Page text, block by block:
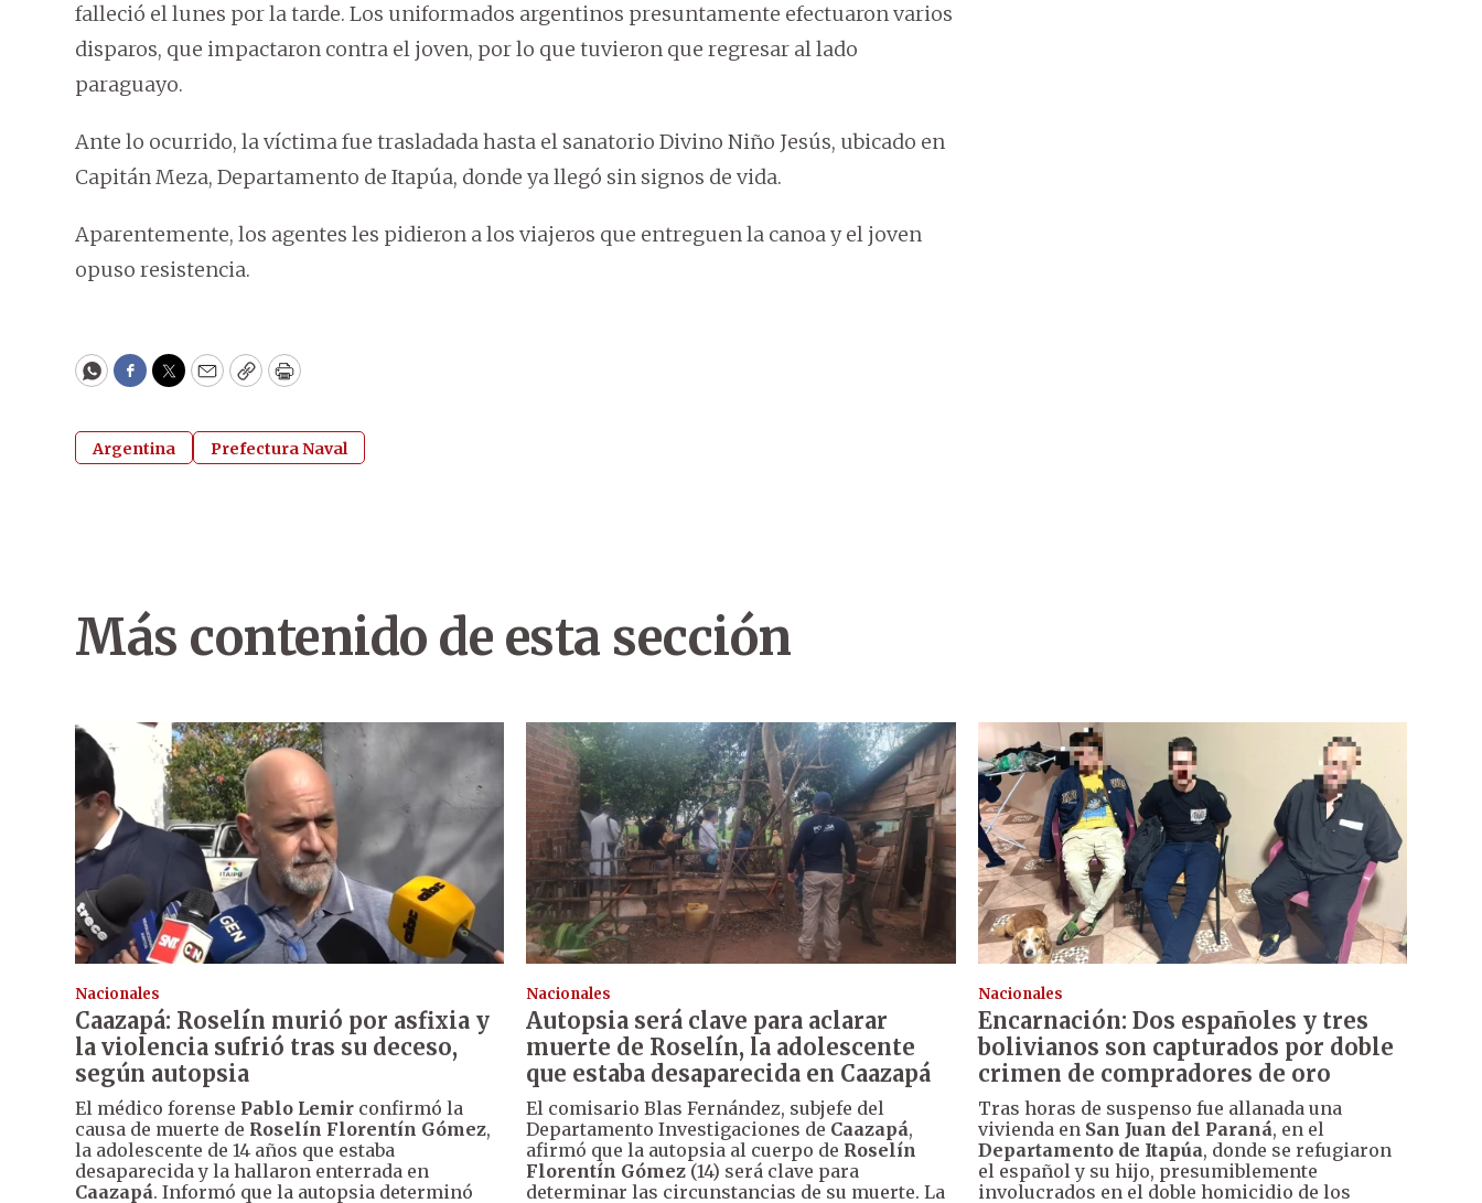
falleció el lunes por la tarde. Los uniformados argentinos presuntamente efectuaron varios
disparos, que impactaron contra el joven, por lo que tuvieron que regresar al lado
paraguayo.
Ante lo ocurrido, la víctima fue trasladada hasta el sanatorio Divino Niño Jesús, ubicado en
Capitán Meza, Departamento de Itapúa, donde ya llegó sin signos de vida.
Aparentemente, los agentes les pidieron a los viajeros que entreguen la canoa y el joven
opuso resistencia.
WhatsApp
Facebook
Twitter
EmailCopyPrint
Argentina Prefectura Naval
Más contenido de esta sección
Nacionales
Caazapá: Roselín murió por asfixia y
la violencia sufrió tras su deceso,
según autopsia
El médico forense Pablo Lemir confirmó la
causa de muerte de Roselín Florentín Gómez,
la adolescente de 14 años que estaba
desaparecida y la hallaron enterrada en
Caazapá. Informó que la autopsia determinó
Nacionales
Autopsia será clave para aclarar
muerte de Roselín, la adolescente
que estaba desaparecida en Caazapá
El comisario Blas Fernández, subjefe del
Departamento Investigaciones de Caazapá,
afirmó que la autopsia al cuerpo de Roselín
Florentín Gómez (14) será clave para
determinar las circunstancias de su muerte. La
Nacionales
Encarnación: Dos españoles y tres
bolivianos son capturados por doble
crimen de compradores de oro
Tras horas de suspenso fue allanada una
vivienda en San Juan del Paraná, en el
Departamento de Itapúa, donde se refugiaron
el español y su hijo, presumiblemente
involucrados en el doble homicidio de los